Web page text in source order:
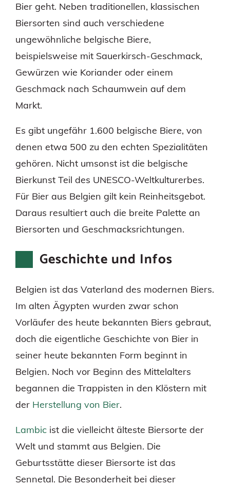
Bier geht. Neben traditionellen, klassischen
Biersorten sind auch verschiedene
ungewöhnliche belgische Biere,
beispielsweise mit Sauerkirsch-Geschmack,
Gewürzen wie Koriander oder einem
Geschmack nach Schaumwein auf dem
Markt.
Es gibt ungefähr 1.600 belgische Biere, von
denen etwa 500 zu den echten Spezialitäten
gehören. Nicht umsonst ist die belgische
Bierkunst Teil des UNESCO-Weltkulturerbes.
Für Bier aus Belgien gilt kein Reinheitsgebot.
Daraus resultiert auch die breite Palette an
Biersorten und Geschmacksrichtungen.
Geschichte und Infos
Belgien ist das Vaterland des modernen Biers.
Im alten Ägypten wurden zwar schon
Vorläufer des heute bekannten Biers gebraut,
doch die eigentliche Geschichte von Bier in
seiner heute bekannten Form beginnt in
Belgien. Noch vor Beginn des Mittelalters
begannen die Trappisten in den Klöstern mit
der Herstellung von Bier.
Lambic ist die vielleicht älteste Biersorte der
Welt und stammt aus Belgien. Die
Geburtsstätte dieser Biersorte ist das
Sennetal. Die Besonderheit bei dieser